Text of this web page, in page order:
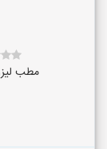
مطب